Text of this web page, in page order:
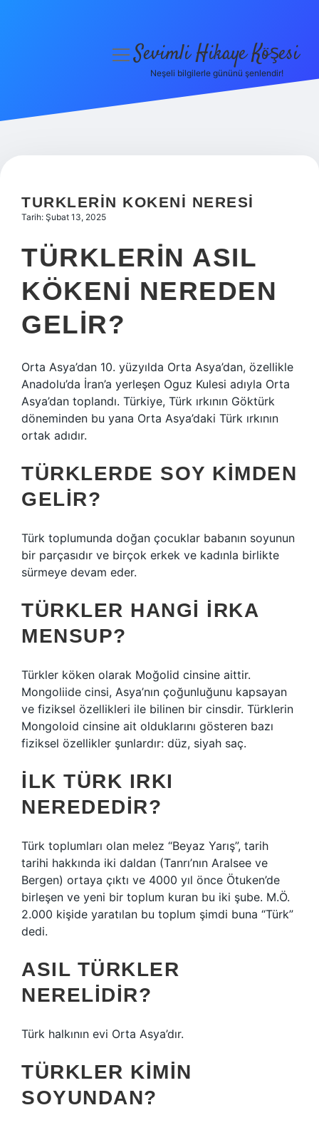
Hakkımızda
menüyüSevimli Hikaye Köşesi
Neşeli bilgilerle gününü şenlendir!
TURKLERIN KOKENI NERESI
Tarih: Şubat 13, 2025
TÜRKLERIN ASIL
KÖKENI NEREDEN
GELIR?
Orta Asya’dan 10. yüzyılda Orta Asya’dan, özellikle
Anadolu’da İran’a yerleşen Oguz Kulesi adıyla Orta
Asya’dan toplandı. Türkiye, Türk ırkının Göktürk
döneminden bu yana Orta Asya’daki Türk ırkının
ortak adıdır.
TÜRKLERDE SOY KIMDEN
GELIR?
Türk toplumunda doğan çocuklar babanın soyunun
bir parçasıdır ve birçok erkek ve kadınla birlikte
sürmeye devam eder.
TÜRKLER HANGI İRKA
MENSUP?
Türkler köken olarak Moğolid cinsine aittir.
Mongoliide cinsi, Asya’nın çoğunluğunu kapsayan
ve fiziksel özellikleri ile bilinen bir cinsdir. Türklerin
Mongoloid cinsine ait olduklarını gösteren bazı
fiziksel özellikler şunlardır: düz, siyah saç.
İLK TÜRK IRKI
NEREDEDIR?
Türk toplumları olan melez “Beyaz Yarış”, tarih
tarihi hakkında iki daldan (Tanrı’nın Aralsee ve
Bergen) ortaya çıktı ve 4000 yıl önce Ötuken’de
birleşen ve yeni bir toplum kuran bu iki şube. M.Ö.
2.000 kişide yaratılan bu toplum şimdi buna “Türk”
dedi.
ASIL TÜRKLER
NERELIDIR?
Türk halkının evi Orta Asya’dır.
TÜRKLER KIMIN
SOYUNDAN?